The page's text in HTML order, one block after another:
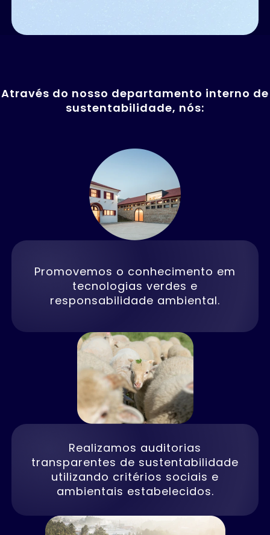
Através do nosso departamento interno de
sustentabilidade, nós:
Promovemos o conhecimento em
tecnologias verdes e
responsabilidade ambiental.
Realizamos auditorias
transparentes de sustentabilidade
utilizando critérios sociais e
ambientais estabelecidos.